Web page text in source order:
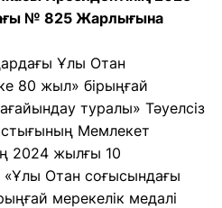
№ 825 Жарлығына
Ұлы Отан
80 жыл» бірыңғай
туралы» Тәуелсіз
Мемлекет
2024 жылғы 10
Отан соғысындағы
мерекелік медалі